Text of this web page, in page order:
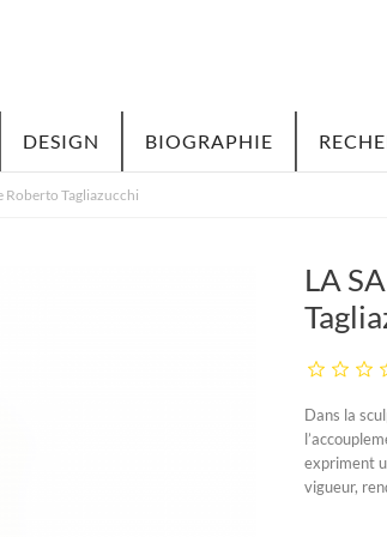
DESIGN BIOGRAPHIE
Roberto Tagliazucchi
LA
Dans la
expriment
vigueur,